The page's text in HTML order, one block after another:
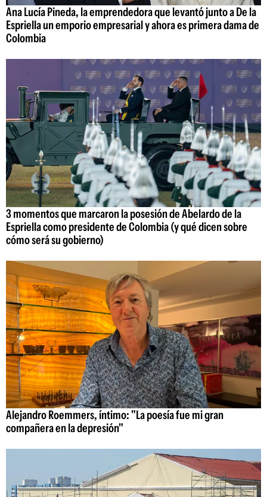
Ana Lucía Pineda, la emprendedora que levantó junto a De la
Espriella un emporio empresarial y ahora es primera dama de
Colombia
3 momentos que marcaron la posesión de Abelardo de la
Espriella como presidente de Colombia (y qué dicen sobre
cómo será su gobierno)
Alejandro Roemmers, íntimo: "La poesía fue mi gran
compañera en la depresión"